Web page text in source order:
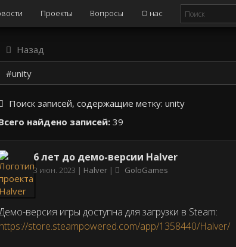
Проекты Вопросы О нас
Назад
Поиск записей, содержащие метку: unity
найдено записей: 39
6 лет до демо-версии Halver
Дата
3 июн. 2023 Halver GoloGames
версия игры доступна для загрузки в Steam:
https://store.steampowered.com/app/1358440/Halver/